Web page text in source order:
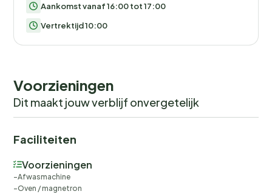
Aankomst vanaf 16:00 tot 17:00
Vertrektijd 10:00
Voorzieningen
Dit maakt jouw verblijf onvergetelijk
Faciliteiten
Voorzieningen
Afwasmachine
Oven / magnetron